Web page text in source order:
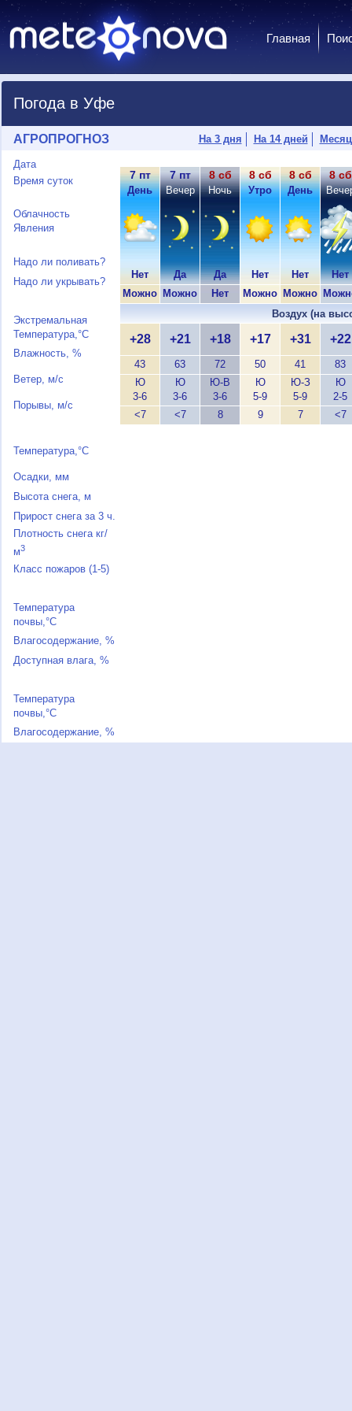
Главная
Погода в Уфе
АГРОПРОГНОЗ На 3 дня На 14 дней Месяц
Дата
Время суток
Облачность
Явления
Надо ли поливать?
Надо ли укрывать?
Экстремальная
Температура,°C
Влажность, %
Ветер, м/с
Порывы, м/с
Температура,°C
Осадки, мм
Высота снега, м
Прирост снега за 3 ч.
Плотность снега кг/
м3
Класс пожаров (1-5)
Температура
почвы,°C
Влагосодержание, %
Доступная влага, %
Температура
почвы,°C
Влагосодержание, %
7 пт
День
Нет
Можно
7 пт
Вечер
Да
Можно
8 сб
Ночь
Да
Нет
8 сб
Утро
Нет
Можно
8 сб
День
Нет
Можно
8 сб
Нет
Воздух (на
+28
43
Ю
3-6
<7
+21
63
Ю
3-6
<7
+18
72
Ю-В
3-6
8
+17
50
Ю
5-9
9
+31
41
Ю-З
5-9
7
+22
83
Ю
2-5
<7